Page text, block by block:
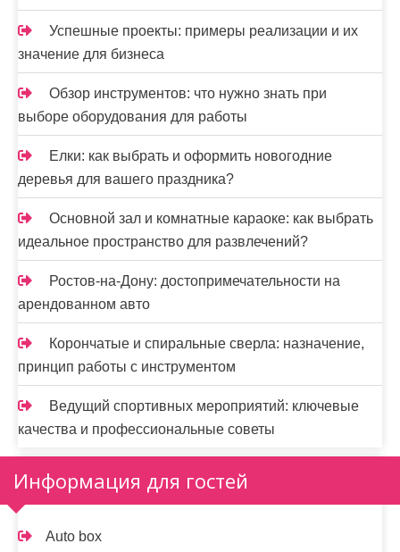
Успешные проекты: примеры реализации и их
значение для бизнеса
Обзор инструментов: что нужно знать при
выборе оборудования для работы
Елки: как выбрать и оформить новогодние
деревья для вашего праздника?
Основной зал и комнатные караоке: как выбрать
идеальное пространство для развлечений?
Ростов-на-Дону: достопримечательности на
арендованном авто
Корончатые и спиральные сверла: назначение,
принцип работы с инструментом
Ведущий спортивных мероприятий: ключевые
качества и профессиональные советы
Информация для гостей
Auto box